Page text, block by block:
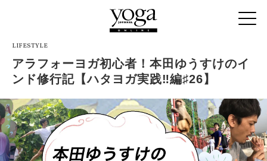
LIFESTYLE
アラフォーヨガ初心者！本田ゆうすけのイ
ンド修行記【ハタヨガ実践‼︎編♯26】